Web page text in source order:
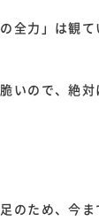
全力」は観
ので、絶
のため、今